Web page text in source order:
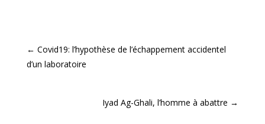
← Covid19: l’hypothèse de l’échappement accidentel
d’un laboratoire
Iyad Ag-Ghali, l’homme à abattre →